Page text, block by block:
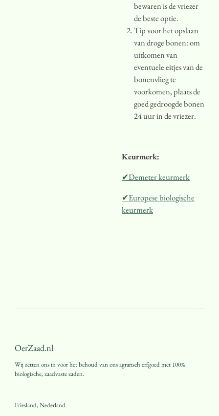
bewaren is de vriezer
de beste optie.
Tip voor het opslaan
van droge bonen: om
uitkomen van
eventuele eitjes van de
bonenvlieg te
voorkomen, plaats de
goed gedroogde bonen
24 uur in de vriezer.
Keurmerk:
✔Demeter keurmerk
✔Europese biologische
keurmerk
OerZaad.nl
Wij zetten ons in voor het behoud van ons agrarisch erfgoed met 100%
biologische, zaadvaste zaden.
Friesland, Nederland